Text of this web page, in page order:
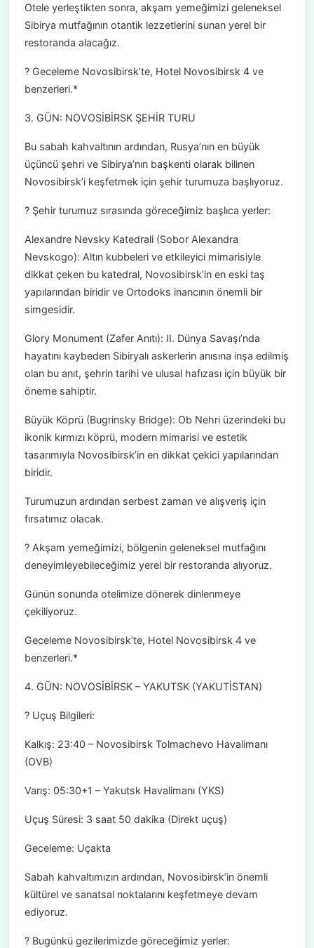
Otele yerleştikten sonra, akşam yemeğimizi geleneksel
Sibirya mutfağının otantik lezzetlerini sunan yerel bir
restoranda alacağız.
? Geceleme Novosibirsk’te, Hotel Novosibirsk 4 ve
benzerleri.*
3. GÜN: NOVOSİBİRSK ŞEHİR TURU
Bu sabah kahvaltının ardından, Rusya’nın en büyük
üçüncü şehri ve Sibirya’nın başkenti olarak bilinen
Novosibirsk’i keşfetmek için şehir turumuza başlıyoruz.
? Şehir turumuz sırasında göreceğimiz başlıca yerler:
Alexandre Nevsky Katedrali (Sobor Alexandra
Nevskogo): Altın kubbeleri ve etkileyici mimarisiyle
dikkat çeken bu katedral, Novosibirsk’in en eski taş
yapılarından biridir ve Ortodoks inancının önemli bir
simgesidir.
Glory Monument (Zafer Anıtı): II. Dünya Savaşı’nda
hayatını kaybeden Sibiryalı askerlerin anısına inşa edilmiş
olan bu anıt, şehrin tarihi ve ulusal hafızası için büyük bir
öneme sahiptir.
Büyük Köprü (Bugrinsky Bridge): Ob Nehri üzerindeki bu
ikonik kırmızı köprü, modern mimarisi ve estetik
tasarımıyla Novosibirsk’in en dikkat çekici yapılarından
biridir.
Turumuzun ardından serbest zaman ve alışveriş için
fırsatımız olacak.
? Akşam yemeğimizi, bölgenin geleneksel mutfağını
deneyimleyebileceğimiz yerel bir restoranda alıyoruz.
Günün sonunda otelimize dönerek dinlenmeye
çekiliyoruz.
Geceleme Novosibirsk’te, Hotel Novosibirsk 4 ve
benzerleri.*
4. GÜN: NOVOSİBİRSK – YAKUTSK (YAKUTİSTAN)
? Uçuş Bilgileri:
Kalkış: 23:40 – Novosibirsk Tolmachevo Havalimanı
(OVB)
Varış: 05:30+1 – Yakutsk Havalimanı (YKS)
Uçuş Süresi: 3 saat 50 dakika (Direkt uçuş)
Geceleme: Uçakta
Sabah kahvaltımızın ardından, Novosibirsk’in önemli
kültürel ve sanatsal noktalarını keşfetmeye devam
ediyoruz.
? Bugünkü gezilerimizde göreceğimiz yerler: